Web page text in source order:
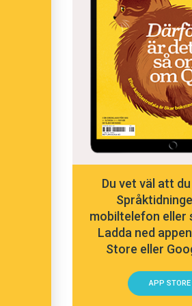
Du vet väl att
mobiltelefon eller
Ladda ned
Store eller
APP STORE